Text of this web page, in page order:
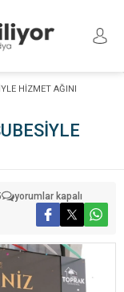
HİZMET AĞINI
TOPRAK
GAYRİMENKUL
ŞUBESİYLE
HİZMET
AĞINI
GENİŞLETTİ
için
yorumlar kapalı